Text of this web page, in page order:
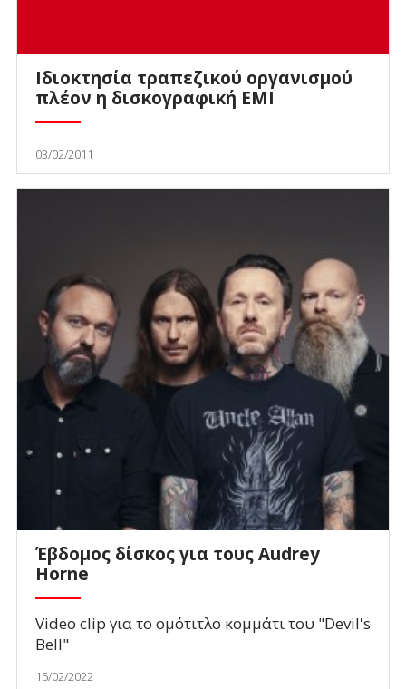
Ιδιοκτησία τραπεζικού οργανισμού
πλέον η δισκογραφική EMI
03/02/2011
Έβδομος δίσκος για τους Audrey
Horne
Video clip για το ομότιτλο κομμάτι του "Devil's
Bell"
15/02/2022